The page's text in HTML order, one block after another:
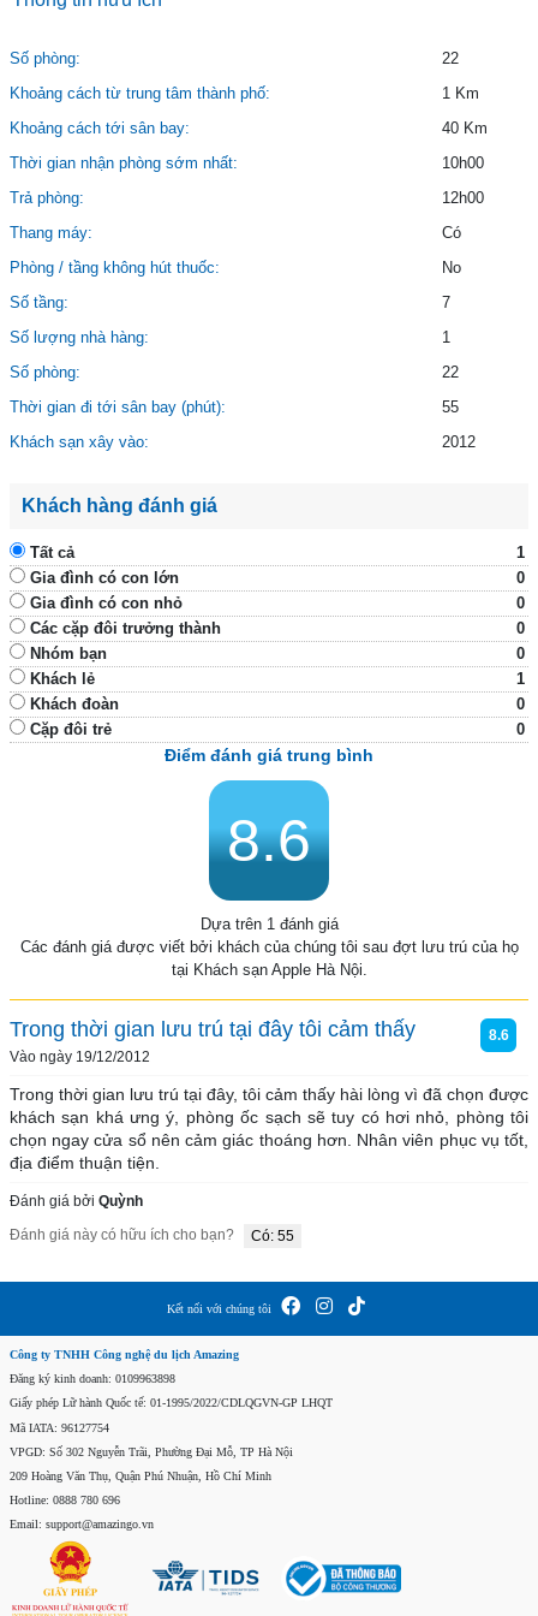
Số phòng:
22
Khoảng cách từ trung tâm thành phố:
1 Km
Khoảng cách tới sân bay:
40 Km
Thời gian nhận phòng sớm nhất:
10h00
Trả phòng:
12h00
Thang máy:
Có
Phòng / tầng không hút thuốc:
No
Số tầng:
7
Số lượng nhà hàng:
1
Số phòng:
22
Thời gian đi tới sân bay (phút):
55
Khách sạn xây vào:
2012
Khách hàng đánh giá
Tất cả
1
Gia đình có con lớn
0
Gia đình có con nhỏ
0
Các cặp đôi trưởng thành
0
Nhóm bạn
0
Khách lẻ
1
Khách đoàn
0
Cặp đôi trẻ
0
Điểm đánh giá trung bình
8.6
Dựa trên 1 đánh giá
Các đánh giá được viết bởi khách của chúng tôi sau đợt lưu trú của họ
tại Khách sạn Apple Hà Nội.
Trong thời gian lưu trú tại đây tôi cảm thấy
Vào ngày 19/12/2012
8.6
Trong thời gian lưu trú tại đây, tôi cảm thấy hài lòng vì đã chọn được
khách sạn khá ưng ý, phòng ốc sạch sẽ tuy có hơi nhỏ, phòng tôi
chọn ngay cửa sổ nên cảm giác thoáng hơn. Nhân viên phục vụ tốt,
địa điểm thuận tiện.
Đánh giá bởi Quỳnh
Đánh giá này có hữu ích cho bạn?
Có: 55
Kết nối với chúng tôi
Công ty TNHH Công nghệ du lịch Amazing
Đăng ký kinh doanh: 0109963898
Giấy phép Lữ hành Quốc tế: 01-1995/2022/CDLQGVN-GP LHQT
Mã IATA: 96127754
VPGD: Số 302 Nguyễn Trãi, Phường Đại Mỗ, TP Hà Nội
209 Hoàng Văn Thụ, Quận Phú Nhuận, Hồ Chí Minh
Hotline: 0888 780 696
Email: support@amazingo.vn